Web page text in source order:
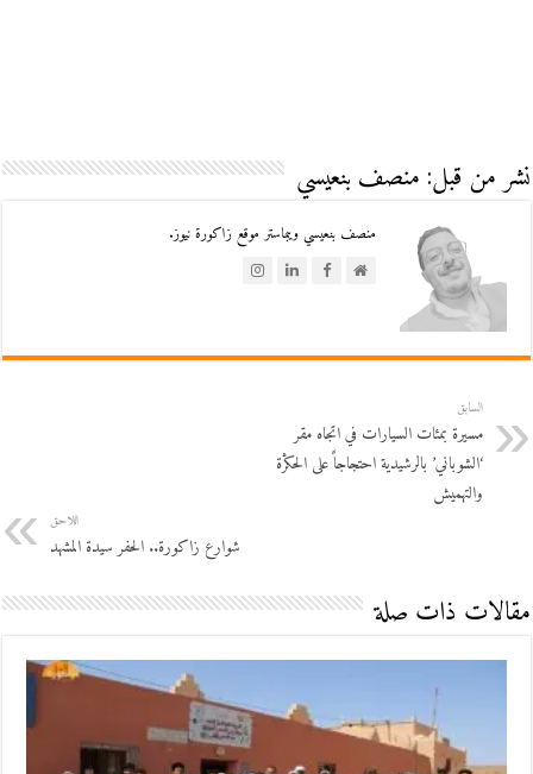
نشر من قبل: منصف بنعيسي
منصف بنعيسي ويبماستر موقع زاكورة نيوز.
السابق
مسيرة بمئات السيارات في اتجاه مقر
‘الشوباني’ بالرشيدية احتجاجاً على الحڭرة
والتهميش
اللاحق
شوارع زاكورة.. الحفر سيدة المشهد
مقالات ذات صلة